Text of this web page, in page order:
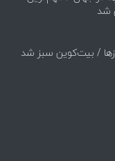
شد
/ بیت‌کوین سبز شد